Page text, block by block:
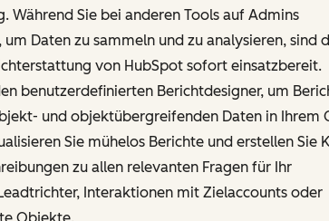
Während Sie bei anderen Tools auf Admins
um Daten zu sammeln und zu analysieren, sind
von HubSpot sofort einsatzbereit.
benutzerdefinierten Berichtdesigner, um
und objektübergreifenden Daten in Ihrem
Sie mühelos Berichte und erstellen Sie
zu allen relevanten Fragen für Ihr
Interaktionen mit Zielaccounts oder